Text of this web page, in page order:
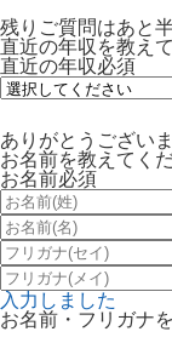
残りご質問はあと
直近の年収を教え
直近の年収必須
ありがとうございま
お名前を教えてくだ
お名前必須
入力しました
お名前・フリガナ